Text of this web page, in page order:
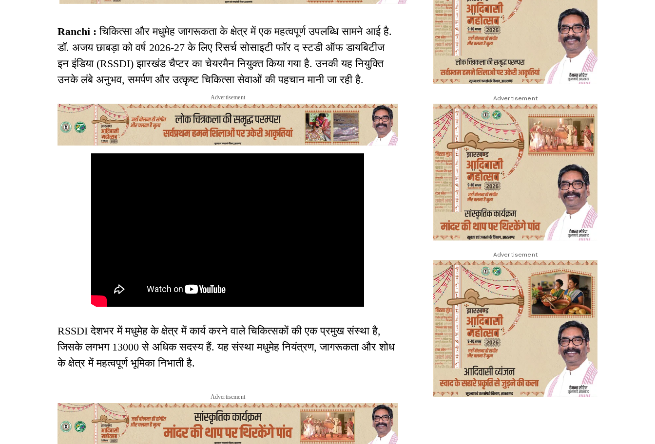
Ranchi :चिकित्सा और मधुमेह जागरूकता के क्षेत्र में एक महत्वपूर्ण उपलब्धि सामने आई है.
डॉ. अजय छाबड़ा को वर्ष 2026-27 के लिए रिसर्च सोसाइटी फॉर द स्टडी ऑफ डायबिटीज
इन इंडिया (RSSDI) झारखंड चैप्टर का चेयरमैन नियुक्त किया गया है. उनकी यह नियुक्ति
उनके लंबे अनुभव, समर्पण और उत्कृष्ट चिकित्सा सेवाओं की पहचान मानी जा रही है.
Advertisement
RSSDI देशभर में मधुमेह के क्षेत्र में कार्य करने वाले चिकित्सकों की एक प्रमुख संस्था है,
जिसके लगभग 13000 से अधिक सदस्य हैं. यह संस्था मधुमेह नियंत्रण, जागरूकता और शोध
के क्षेत्र में महत्वपूर्ण भूमिका निभाती है.
Advertisement
Advertisement
Advertisement